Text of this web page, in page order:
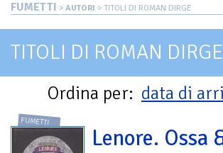
FUMETTI > AUTORI > TITOLI DI ROMAN DIRGE
TITOLI DI ROMAN DIRGE
Ordina per: data di
FUMETTI
Lenore.